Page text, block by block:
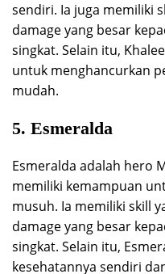
sendiri. Ia juga memiliki
damage yang besar
singkat. Selain itu,
untuk menghancurkan
mudah.
5. Esmeralda
Esmeralda adalah hero
memiliki kemampuan
musuh. Ia memiliki skill
damage yang besar
singkat. Selain itu,
kesehatannya sendiri